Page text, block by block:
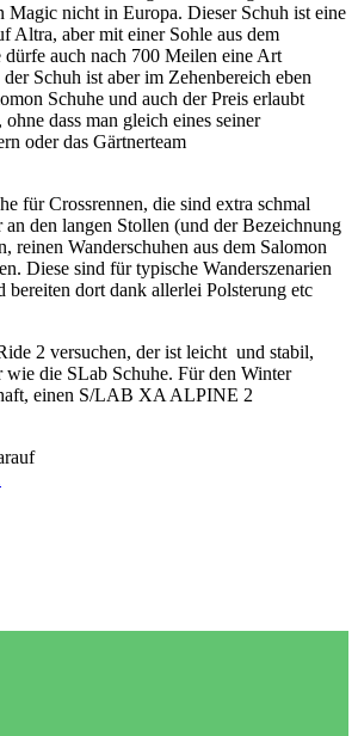
Magic nicht in Europa. Dieser Schuh ist eine
Altra, aber mit einer Sohle aus dem
dürfe auch nach 700 Meilen eine Art
Schuh ist aber im Zehenbereich eben
Schuhe und auch der Preis erlaubt
dass man gleich eines seiner
oder das Gärtnerteam
für Crossrennen, die sind extra schmal
an den langen Stollen (und der Bezeichnung
reinen Wanderschuhen aus dem Salomon
Diese sind für typische Wanderszenarien
dort dank allerlei Polsterung etc
2 versuchen, der ist leicht und stabil,
wie die SLab Schuhe. Für den Winter
einen S/LAB XA ALPINE 2